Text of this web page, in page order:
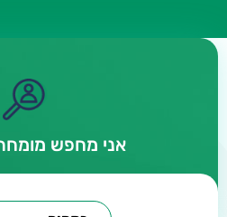
אני מחפש